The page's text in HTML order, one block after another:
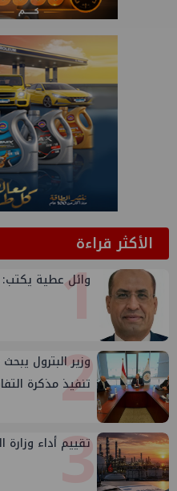
الأكثر قراءة1
وائل عطية يكتب:
2
وزير البترول
تنفيذ مذكرة
3
تقييم أداء وزارة